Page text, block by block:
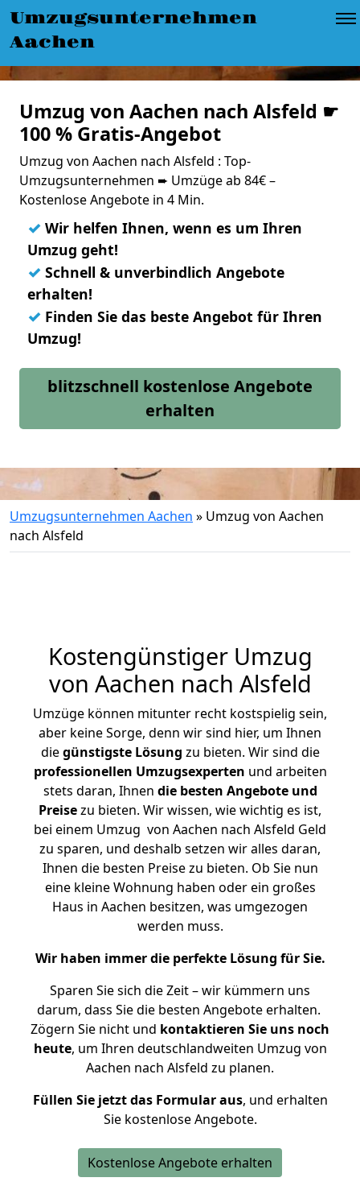
Umzugsunternehmen
Aachen
Umzug von Aachen nach Alsfeld ☛
100 % Gratis-Angebot
Umzug von Aachen nach Alsfeld : Top-
Umzugsunternehmen ➨ Umzüge ab 84€ –
Kostenlose Angebote in 4 Min.
✓ Wir helfen Ihnen, wenn es um Ihren
Umzug geht!
✓ Schnell & unverbindlich Angebote
erhalten!
✓ Finden Sie das beste Angebot für Ihren
Umzug!
blitzschnell kostenlose Angebote
erhalten
Umzugsunternehmen Aachen » Umzug von Aachen
nach Alsfeld
Kostengünstiger Umzug
von Aachen nach Alsfeld
Umzüge können mitunter recht kostspielig sein,
aber keine Sorge, denn wir sind hier, um Ihnen
diegünstigste Lösung zu bieten. Wir sind die
professionellen Umzugsexperten und arbeiten
stets daran, Ihnen die besten Angebote und
Preisezu bieten. Wir wissen, wie wichtig es ist,
bei einem Umzug von Aachen nach Alsfeld Geld
zu sparen, und deshalb setzen wir alles daran,
Ihnen die besten Preise zu bieten. Ob Sie nun
eine kleine Wohnung haben oder ein großes
Haus in Aachen besitzen, was umgezogen
werden muss.
Wir haben immer die perfekte Lösung für Sie.
Sparen Sie sich die Zeit – wir kümmern uns
darum, dass Sie die besten Angebote erhalten.
Zögern Sie nicht und kontaktieren Sie uns noch
heute, um Ihren deutschlandweiten Umzug von
Aachen nach Alsfeld zu planen.
Füllen Sie jetzt das Formular aus, und erhalten
Sie kostenlose Angebote.
Kostenlose Angebote erhalten